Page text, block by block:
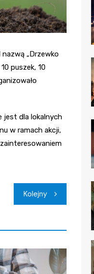
„Drzewko
puszek, 10
jest dla lokalnych
w ramach akcji,
Kolejny